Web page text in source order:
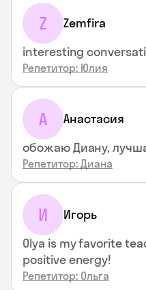
Z Zemfira
interesting
Репетитор: Юлия
А Анастасия
обожаю Диану,
Репетитор: Диана
И Игорь
Olya is my favorite
positive energy!
Репетитор: Ольга